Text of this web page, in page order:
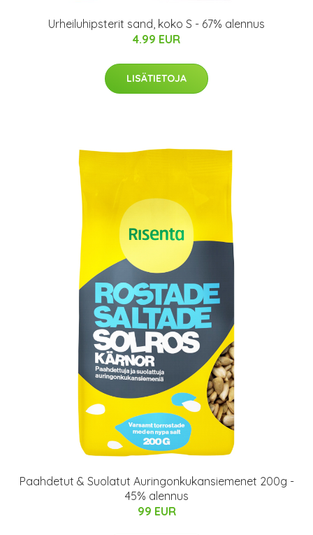
Urheiluhipsterit sand, koko S - 67% alennus
4.99 EUR
LISÄTIETOJA
Paahdetut & Suolatut Auringonkukansiemenet 200g -
45% alennus
99 EUR